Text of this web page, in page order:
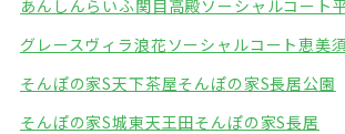
あんしんらいふ関目高殿ソーシャルコート
グレースヴィラ浪花ソーシャルコート恵美
そんぽの家S天下茶屋そんぽの家S長居公園
そんぽの家S城東天王田そんぽの家S長居